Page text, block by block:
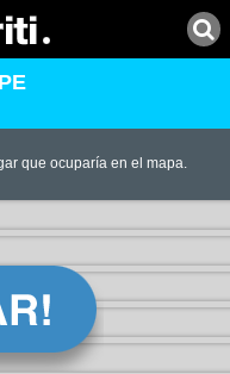
que ocuparía en el mapa.